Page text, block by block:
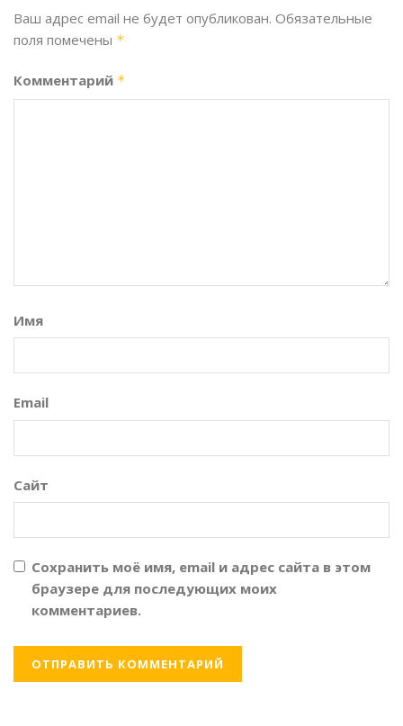
Ваш адрес email не будет опубликован. Обязательные
поля помечены *
Комментарий *
Имя
Email
Сайт
Сохранить моё имя, email и адрес сайта в этом
браузере для последующих моих
комментариев.